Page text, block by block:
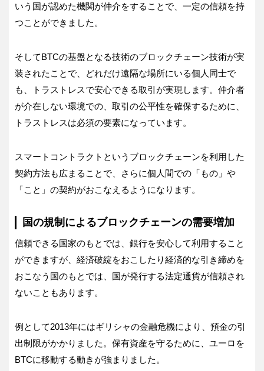
いう国が認めた機関が仲介をすることで、一定の信頼を持
つことができました。
そしてBTCの基盤となる技術のブロックチェーン技術が実
装されたことで、どれだけ遠隔な場所にいる個人同士で
も、トラストレスで安心できる取引が実現します。仲介者
が介在しない環境での、取引の公平性を確保するために、
トラストレスは必須の要素になっています。
スマートコントラクトというブロックチェーンを利用した
契約方法も広まることで、さらに個人間での「もの」や
「こと」の契約がおこなえるようになります。
国の規制によるブロックチェーンの需要増加
信頼できる国家のもとでは、銀行を安心して利用すること
ができますが、経済破綻をおこしたり経済的な引き締めを
おこなう国のもとでは、国が発行する法定通貨が信頼され
ないこともあります。
例として2013年にはギリシャの金融危機により、預金の引
出制限がかかりました。保有資産を守るために、ユーロを
BTCに移動する動きが強まりました。